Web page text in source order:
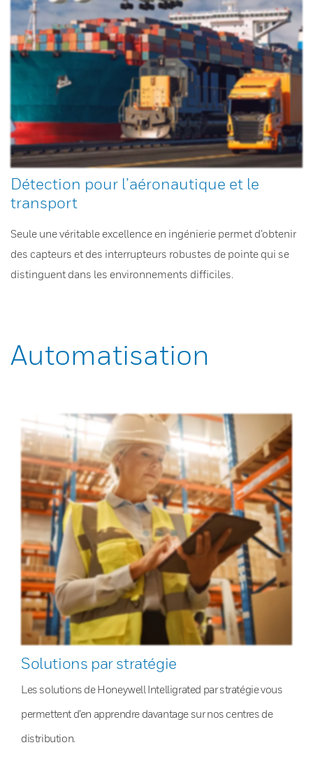
Détection pour l’aéronautique et le
transport
Seule une véritable excellence en ingénierie permet d’obtenir
des capteurs et des interrupteurs robustes de pointe qui se
distinguent dans les environnements difficiles.
Automatisation
Solutions par stratégie
Les solutions de Honeywell Intelligrated par stratégie vous
permettent d’en apprendre davantage sur nos centres de
distribution.